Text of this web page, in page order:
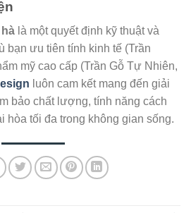
là một quyết định kỹ thuật và
bạn ưu tiên tính kinh tế (Trần
mỹ cao cấp (Trần Gỗ Tự Nhiên,
luôn cam kết mang đến giải
bảo chất lượng, tính năng cách
hòa tối đa trong không gian sống.